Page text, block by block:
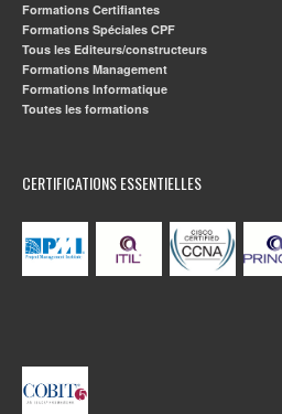
Formations Certifiantes
Formations Spéciales CPF
Tous les Editeurs/constructeurs
Formations Management
Formations Informatique
Toutes les formations
CERTIFICATIONS ESSENTIELLES